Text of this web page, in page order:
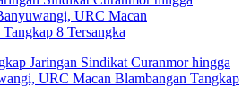
Jaringan Sindikat Curanmor hingga
URC Macan Blambangan Tangkap